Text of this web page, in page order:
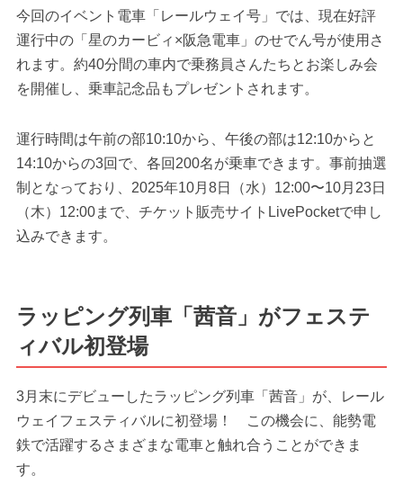
今回のイベント電車「レールウェイ号」では、現在好評
運行中の「星のカービィ×阪急電車」のせでん号が使用さ
れます。約40分間の車内で乗務員さんたちとお楽しみ会
を開催し、乗車記念品もプレゼントされます。
運行時間は午前の部10:10から、午後の部は12:10からと
14:10からの3回で、各回200名が乗車できます。事前抽選
制となっており、2025年10月8日（水）12:00〜10月23日
（木）12:00まで、チケット販売サイトLivePocketで申し
込みできます。
ラッピング列車「茜音」がフェステ
ィバル初登場
3月末にデビューしたラッピング列車「茜音」が、レール
ウェイフェスティバルに初登場！ この機会に、能勢電
鉄で活躍するさまざまな電車と触れ合うことができま
す。